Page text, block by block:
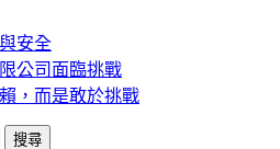
安全
公司面臨挑戰
，而是敢於挑戰